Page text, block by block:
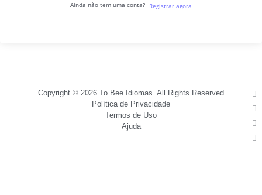
Ainda não tem uma conta? Registrar agora
Copyright © 2026 To Bee Idiomas. All Rights Reserved
Política de Privacidade
Termos de Uso
Ajuda